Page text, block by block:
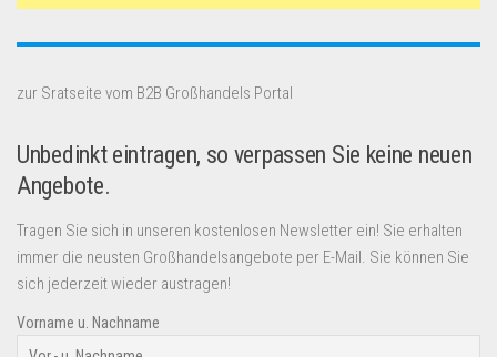
zur Sratseite vom B2B Großhandels Portal
Unbedinkt eintragen, so verpassen Sie keine neuen
Angebote.
Tragen Sie sich in unseren kostenlosen Newsletter ein! Sie erhalten
immer die neusten Großhandelsangebote per E-Mail. Sie können Sie
sich jederzeit wieder austragen!
Vorname u. Nachname